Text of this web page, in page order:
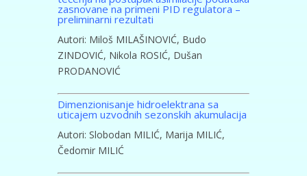
zasnovane na primeni PID regulatora –
preliminarni rezultati
Autori: Miloš MILAŠINOVIĆ, Budo
ZINDOVIĆ, Nikola ROSIĆ, Dušan
PRODANOVIĆ
Dimenzionisanje hidroelektrana sa
uticajem uzvodnih sezonskih akumulacija
Autori: Slobodan MILIĆ, Marija MILIĆ,
Čedomir MILIĆ